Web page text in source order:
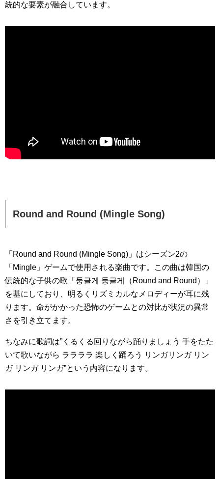
統的な要素が融合しています。
Round and Round (Mingle Song)
「Round and Round (Mingle Song)」はシーズン2の
「Mingle」ゲームで使用される楽曲です。この曲は韓国の
伝統的な子供の歌「둥글게 둥글게（Round and Round）」
を基にしており、明るくリズミカルなメロディーが耳に残
ります。命がかかった恐怖のゲームとの対比が状況の異常
さを引き立てます。
ちなみに歌詞は”くるくる回りながら踊りましょう 手をたた
いて歌いながら ララララ 楽しく踊ろう リンガリンガ リン
ガ リンガ リンガ”という内容になります。